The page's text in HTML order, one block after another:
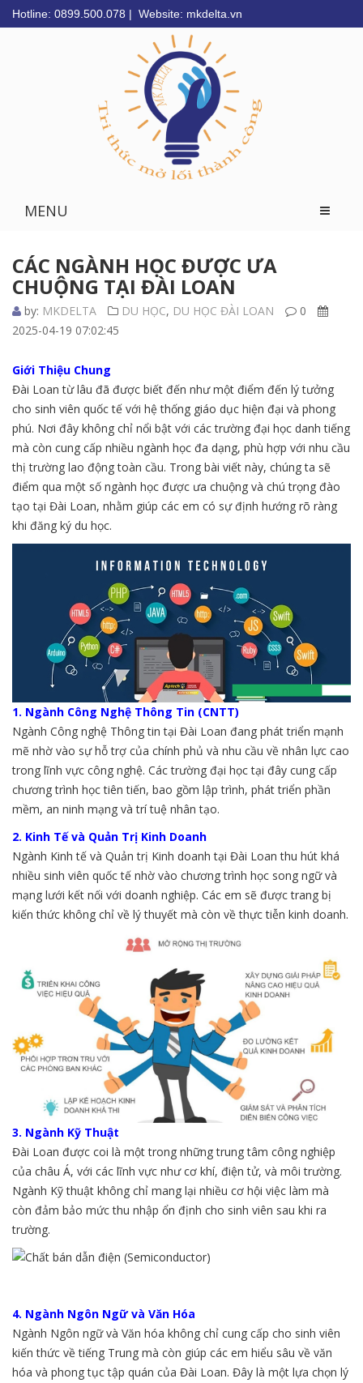
Hotline: 0899.500.078 | Website: mkdelta.vn
MENU
CÁC NGÀNH HỌC ĐƯỢC ƯA
CHUỘNG TẠI ĐÀI LOAN
by: MKDELTA DU HỌC, DU HỌC ĐÀI LOAN
0
2025-04-19 07:02:45
Giới Thiệu Chung
Đài Loan từ lâu đã được biết đến như một điểm đến lý tưởng
cho sinh viên quốc tế với hệ thống giáo dục hiện đại và phong
phú. Nơi đây không chỉ nổi bật với các trường đại học danh tiếng
mà còn cung cấp nhiều ngành học đa dạng, phù hợp với nhu cầu
thị trường lao động toàn cầu. Trong bài viết này, chúng ta sẽ
điểm qua một số ngành học được ưa chuộng và chú trọng đào
tạo tại Đài Loan, nhằm giúp các em có sự định hướng rõ ràng
khi đăng ký du học.
1. Ngành Công Nghệ Thông Tin (CNTT)
Ngành Công nghệ Thông tin tại Đài Loan đang phát triển mạnh
mẽ nhờ vào sự hỗ trợ của chính phủ và nhu cầu về nhân lực cao
trong lĩnh vực công nghệ. Các trường đại học tại đây cung cấp
chương trình học tiên tiến, bao gồm lập trình, phát triển phần
mềm, an ninh mạng và trí tuệ nhân tạo.
2. Kinh Tế và Quản Trị Kinh Doanh
Ngành Kinh tế và Quản trị Kinh doanh tại Đài Loan thu hút khá
nhiều sinh viên quốc tế nhờ vào chương trình học song ngữ và
mạng lưới kết nối với doanh nghiệp. Các em sẽ được trang bị
kiến thức không chỉ về lý thuyết mà còn về thực tiễn kinh doanh.
3. Ngành Kỹ Thuật
Đài Loan được coi là một trong những trung tâm công nghiệp
của châu Á, với các lĩnh vực như cơ khí, điện tử, và môi trường.
Ngành Kỹ thuật không chỉ mang lại nhiều cơ hội việc làm mà
còn đảm bảo mức thu nhập ổn định cho sinh viên sau khi ra
trường.
4. Ngành Ngôn Ngữ và Văn Hóa
Ngành Ngôn ngữ và Văn hóa không chỉ cung cấp cho sinh viên
kiến thức về tiếng Trung mà còn giúp các em hiểu sâu về văn
hóa và phong tục tập quán của Đài Loan. Đây là một lựa chọn lý